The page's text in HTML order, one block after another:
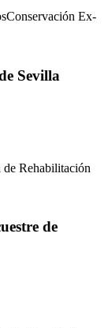
Conservación Ex-
Sevilla
de Rehabilitación
de